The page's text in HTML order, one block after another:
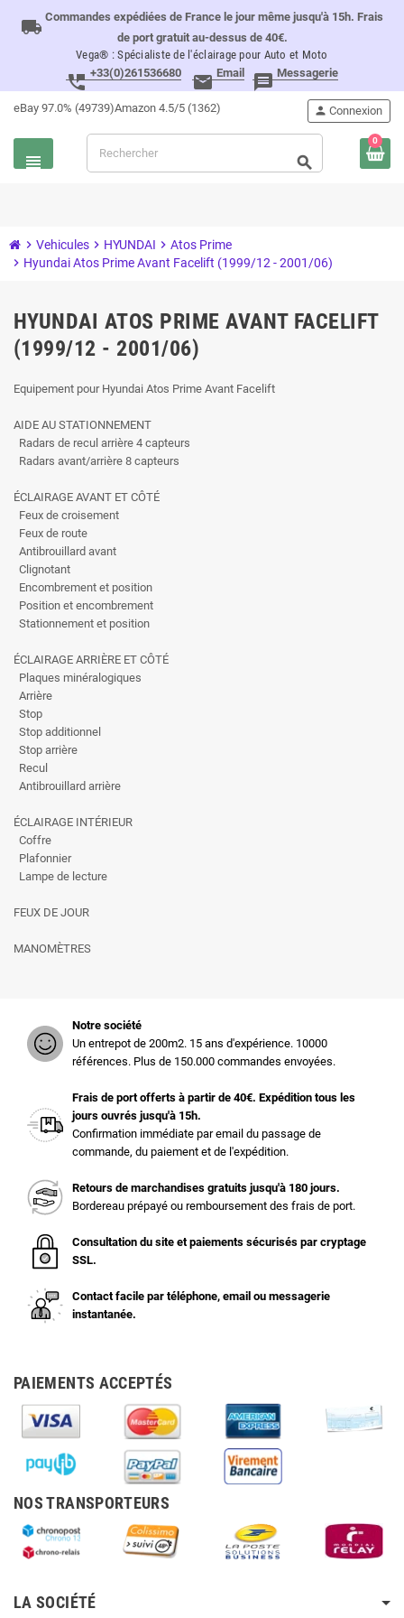
local_shipping Commandes expédiées de France le jour même jusqu'à 15h. Frais
de port gratuit au-dessus de 40€.
Vega® : Spécialiste de l'éclairage pour Auto et Moto
perm_phone_msg +33(0)261536680 email Email message Messagerie
eBay 97.0% (49739)Amazon 4.5/5 (1362)
view_headline
person Connexion
search
0
chevron_right Vehicules chevron_right HYUNDAI chevron_right Atos Prime
chevron_right Hyundai Atos Prime Avant Facelift (1999/12 - 2001/06)
HYUNDAI ATOS PRIME AVANT FACELIFT
(1999/12 - 2001/06)
Equipement pour Hyundai Atos Prime Avant Facelift
AIDE AU STATIONNEMENT
Radars de recul arrière 4 capteurs
Radars avant/arrière 8 capteurs
ÉCLAIRAGE AVANT ET CÔTÉ
Feux de croisement
Feux de route
Antibrouillard avant
Clignotant
Encombrement et position
Position et encombrement
Stationnement et position
ÉCLAIRAGE ARRIÈRE ET CÔTÉ
Plaques minéralogiques
Arrière
Stop
Stop additionnel
Stop arrière
Recul
Antibrouillard arrière
ÉCLAIRAGE INTÉRIEUR
Coffre
Plafonnier
Lampe de lecture
FEUX DE JOUR
MANOMÈTRES
Notre société
Un entrepot de 200m2. 15 ans d'expérience. 10000
références. Plus de 150.000 commandes envoyées.
Frais de port offerts à partir de 40€. Expédition tous les
jours ouvrés jusqu'à 15h.
Confirmation immédiate par email du passage de
commande, du paiement et de l'expédition.
Retours de marchandises gratuits jusqu'à 180 jours.
Bordereau prépayé ou remboursement des frais de port.
Consultation du site et paiements sécurisés par cryptage
SSL.
Contact facile par téléphone, email ou messagerie
instantanée.
PAIEMENTS ACCEPTÉS
NOS TRANSPORTEURS
LA SOCIÉTÉ